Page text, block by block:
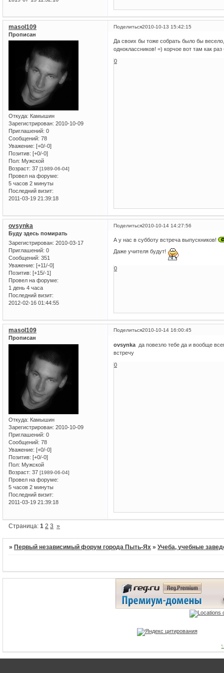
Поделиться2010-10-13 15:42:15
masol109
Прописан
Откуда: Камышин
Зарегистрирован: 2010-10-09
Приглашений: 0
Сообщений: 78
Уважение: [+0/-0]
Позитив: [+0/-0]
Пол: Мужской
Возраст: 37 [1989-06-04]
Провел на форуме:
5 часов 2 минуты
Последний визит:
2011-03-19 21:39:18
Да своих бы тоже собрать было бы
одноклассников! =) корчое вот там как
0
Поделиться2010-10-14 14:27:56
ovsynka
Буду здесь помирать
Зарегистрирован: 2010-03-17
Приглашений: 0
Сообщений: 351
Уважение: [+11/-0]
Позитив: [+15/-1]
Провел на форуме:
1 день 4 часа
Последний визит:
2012-02-16 01:44:55
А у нас в субботу встреча выпускников!
Даже учителя будут!
0
Поделиться2010-10-14 16:00:45
masol109
Прописан
Откуда: Камышин
Зарегистрирован: 2010-10-09
Приглашений: 0
Сообщений: 78
Уважение: [+0/-0]
Позитив: [+0/-0]
Пол: Мужской
Возраст: 37 [1989-06-04]
Провел на форуме:
5 часов 2 минуты
Последний визит:
2011-03-19 21:39:18
ovsynka да повезло тебе да и вообще
встречу
0
Страница:1 2 3 »
» Первый независимый форум города Пыть-Ях »Учеба, учебные